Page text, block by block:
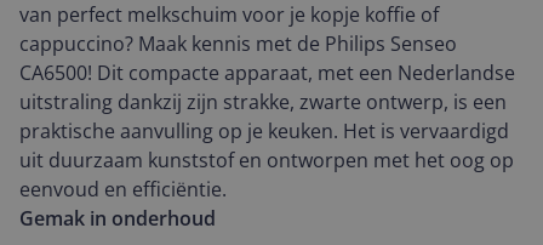
van perfect melkschuim voor je kopje koffie of
cappuccino? Maak kennis met de Philips Senseo
CA6500! Dit compacte apparaat, met een Nederlandse
uitstraling dankzij zijn strakke, zwarte ontwerp, is een
praktische aanvulling op je keuken. Het is vervaardigd
uit duurzaam kunststof en ontworpen met het oog op
eenvoud en efficiëntie.
Gemak in onderhoud